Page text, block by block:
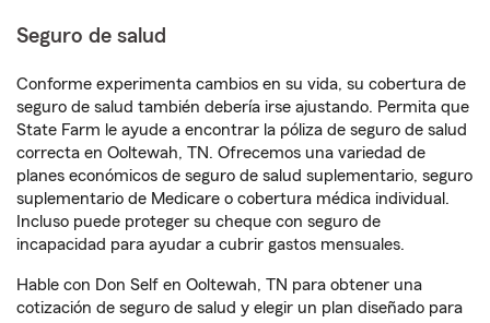
Seguro de salud
Conforme experimenta cambios en su vida, su cobertura de
seguro de salud también debería irse ajustando. Permita que
State Farm le ayude a encontrar la póliza de seguro de salud
correcta en Ooltewah, TN. Ofrecemos una variedad de
planes económicos de seguro de salud suplementario, seguro
suplementario de Medicare o cobertura médica individual.
Incluso puede proteger su cheque con seguro de
incapacidad para ayudar a cubrir gastos mensuales.
Hable con Don Self en Ooltewah, TN para obtener una
cotización de seguro de salud y elegir un plan diseñado para